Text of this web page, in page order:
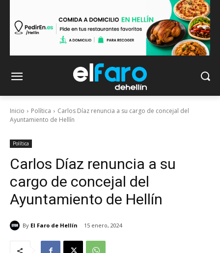
Inicio Política
Carlos Díaz renuncia a su cargo de concejal del
Ayuntamiento de Hellín
Política
Carlos Díaz renuncia a su
cargo de concejal del
Ayuntamiento de Hellín
By El Faro de Hellín 15 enero, 2024